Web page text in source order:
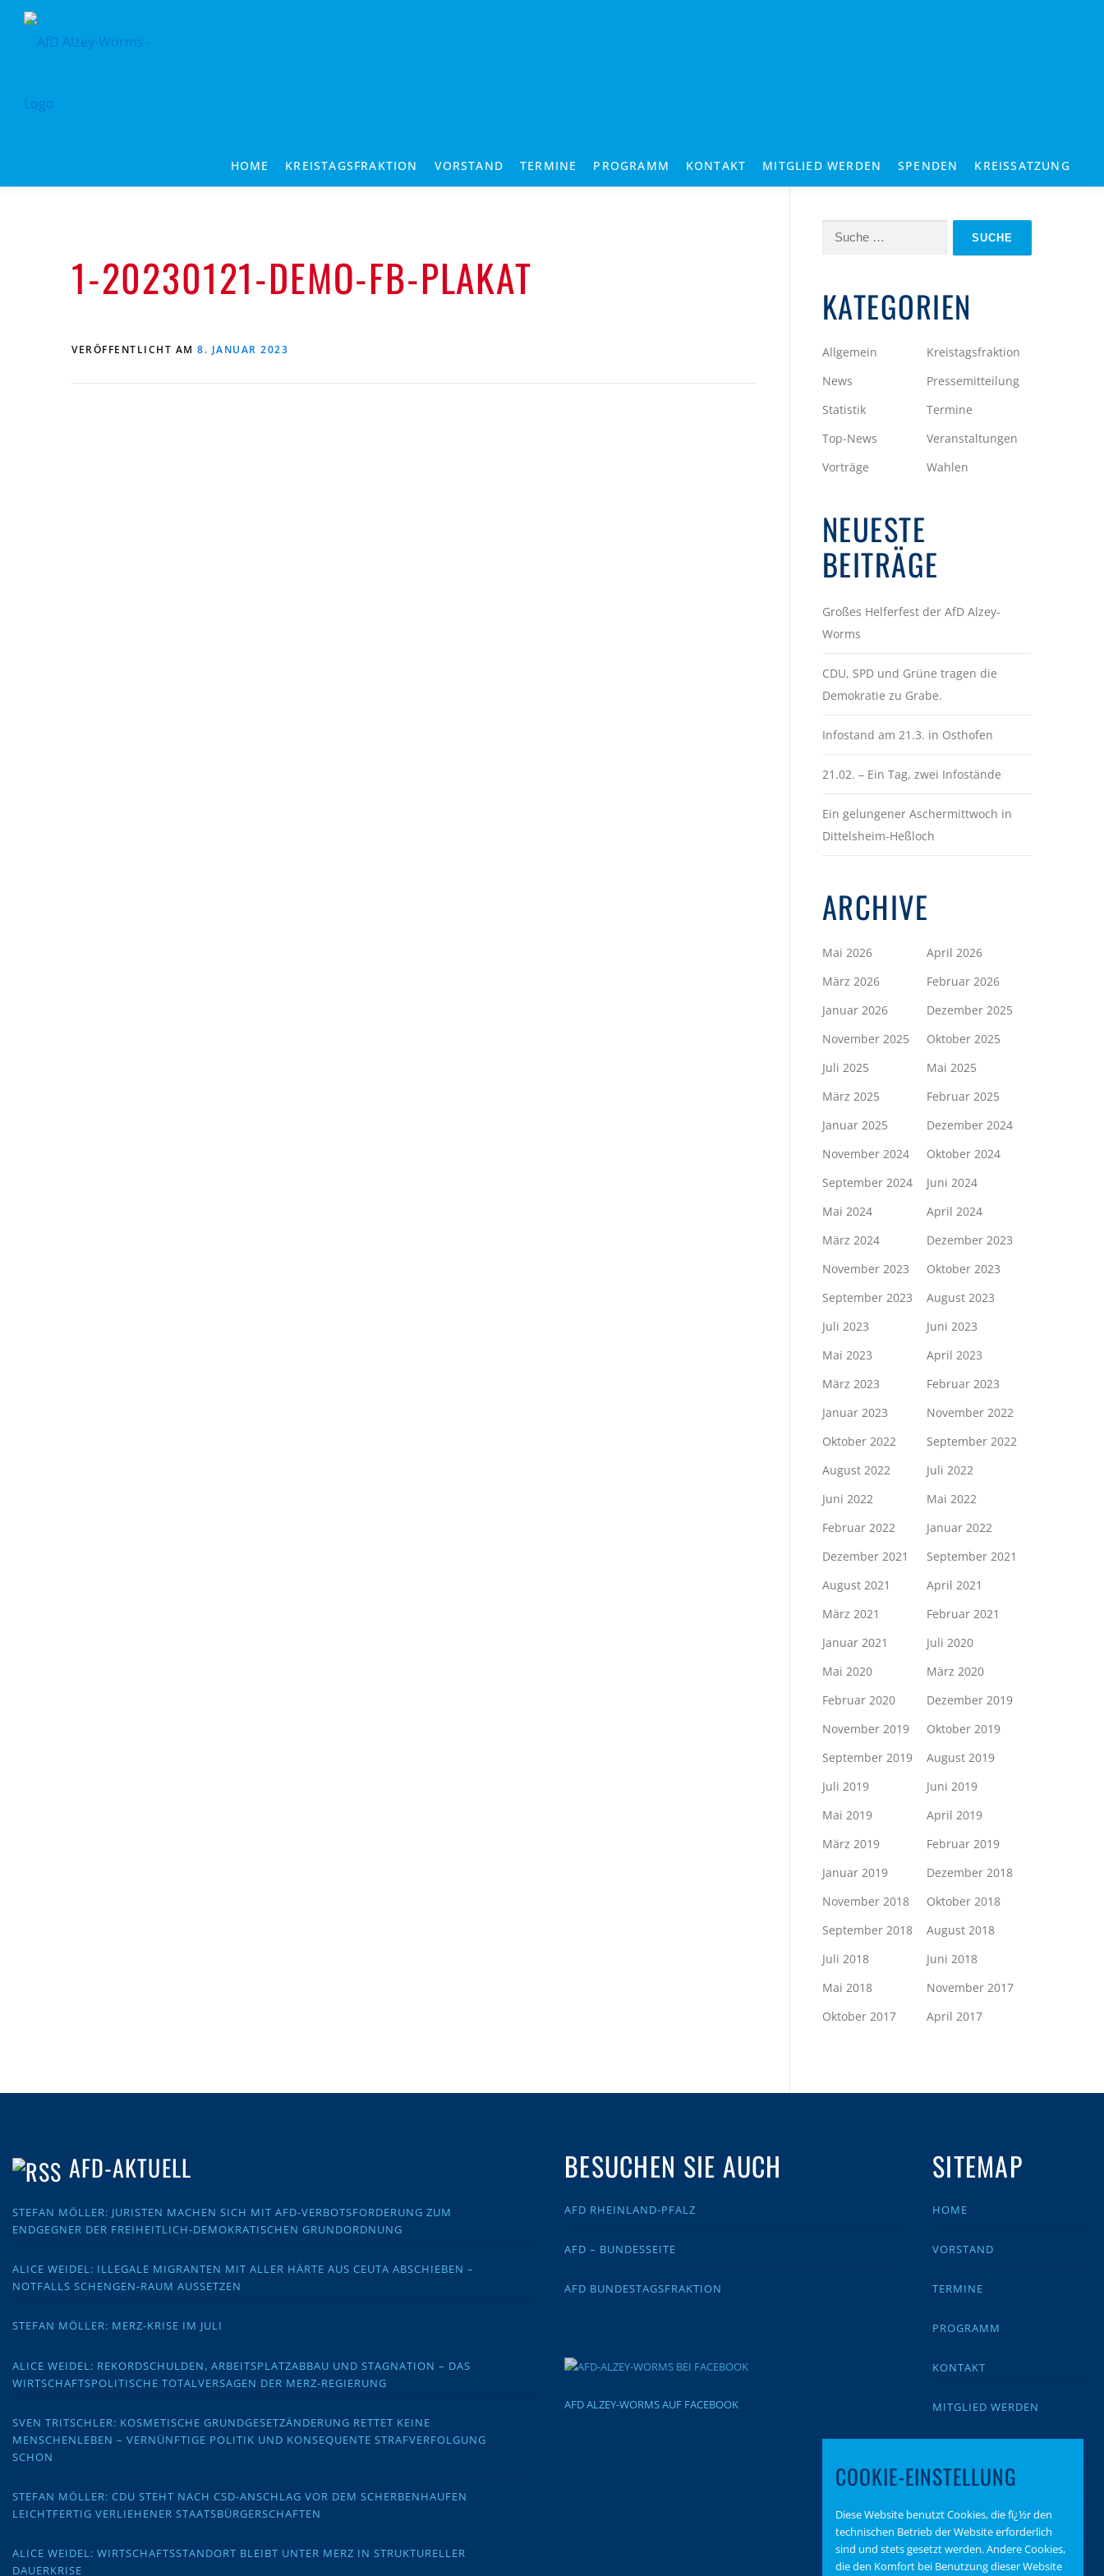
Zum
HOME KREISTAGSFRAKTION VORSTAND TERMINE PROGRAMM KONTAKT MITGLIED WERDEN SPENDEN KREISSATZUNG
1-20230121-DEMO-FB-PLAKAT
VERÖFFENTLICHT AM 8. JANUAR 2023
Suche
KATEGORIEN
Allgemein
Kreistagsfraktion
News
Pressemitteilung
Statistik
Termine
Top-News
Veranstaltungen
Vorträge
Wahlen
NEUESTE
BEITRÄGE
Großes Helferfest der AfD Alzey-
Worms
CDU, SPD und Grüne tragen die
Demokratie zu Grabe.
Infostand am 21.3. in Osthofen
21.02. – Ein Tag, zwei Infostände
Ein gelungener Aschermittwoch in
Dittelsheim-Heßloch
ARCHIVE
Mai 2026
April 2026
März 2026
Februar 2026
Januar 2026
Dezember 2025
November 2025
Oktober 2025
Juli 2025
Mai 2025
März 2025
Februar 2025
Januar 2025
Dezember 2024
November 2024
Oktober 2024
September 2024
Juni 2024
Mai 2024
April 2024
März 2024
Dezember 2023
November 2023
Oktober 2023
September 2023
August 2023
Juli 2023
Juni 2023
Mai 2023
April 2023
März 2023
Februar 2023
Januar 2023
November 2022
Oktober 2022
September 2022
August 2022
Juli 2022
Juni 2022
Mai 2022
Februar 2022
Januar 2022
Dezember 2021
September 2021
August 2021
April 2021
März 2021
Februar 2021
Januar 2021
Juli 2020
Mai 2020
März 2020
Februar 2020
Dezember 2019
November 2019
Oktober 2019
September 2019
August 2019
Juli 2019
Juni 2019
Mai 2019
April 2019
März 2019
Februar 2019
Januar 2019
Dezember 2018
November 2018
Oktober 2018
September 2018
August 2018
Juli 2018
Juni 2018
Mai 2018
November 2017
Oktober 2017
April 2017
AFD-AKTUELL
STEFAN MÖLLER: JURISTEN MACHEN SICH MIT AFD-VERBOTSFORDERUNG ZUM
ENDGEGNER DER FREIHEITLICH-DEMOKRATISCHEN GRUNDORDNUNG
ALICE WEIDEL: ILLEGALE MIGRANTEN MIT ALLER HÄRTE AUS CEUTA ABSCHIEBEN –
NOTFALLS SCHENGEN-RAUM AUSSETZEN
STEFAN MÖLLER: MERZ-KRISE IM JULI
ALICE WEIDEL: REKORDSCHULDEN, ARBEITSPLATZABBAU UND STAGNATION – DAS
WIRTSCHAFTSPOLITISCHE TOTALVERSAGEN DER MERZ-REGIERUNG
SVEN TRITSCHLER: KOSMETISCHE GRUNDGESETZÄNDERUNG RETTET KEINE
MENSCHENLEBEN – VERNÜNFTIGE POLITIK UND KONSEQUENTE STRAFVERFOLGUNG
SCHON
STEFAN MÖLLER: CDU STEHT NACH CSD-ANSCHLAG VOR DEM SCHERBENHAUFEN
LEICHTFERTIG VERLIEHENER STAATSBÜRGERSCHAFTEN
ALICE WEIDEL: WIRTSCHAFTSSTANDORT BLEIBT UNTER MERZ IN STRUKTURELLER
DAUERKRISE
BESUCHEN SIE AUCH
AFD RHEINLAND-PFALZ
AFD – BUNDESSEITE
AFD BUNDESTAGSFRAKTION
AFD ALZEY-WORMS AUF FACEBOOK
SITEMAP
HOME
VORSTAND
TERMINE
PROGRAMM
KONTAKT
MITGLIED WERDEN
DATENSCHUTZ
BEITRAGSARCHIV
SPENDEN
COOKIE-EINSTELLUNG
Diese Website benutzt Cookies, die fï¿½r den
technischen Betrieb der Website erforderlich
sind und stets gesetzt werden. Andere Cookies,
die den Komfort bei Benutzung dieser Website